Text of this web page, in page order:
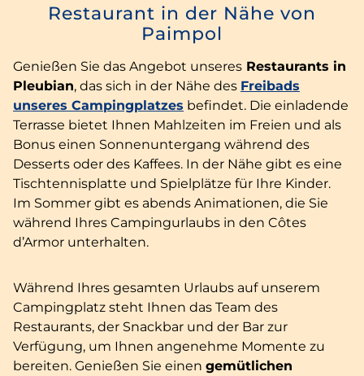
Restaurant in der Nähe von
Paimpol
Genießen Sie das Angebot unseres Restaurants in
Pleubian, das sich in der Nähe des Freibads
unseres Campingplatzes befindet. Die einladende
Terrasse bietet Ihnen Mahlzeiten im Freien und als
Bonus einen Sonnenuntergang während des
Desserts oder des Kaffees. In der Nähe gibt es eine
Tischtennisplatte und Spielplätze für Ihre Kinder.
Im Sommer gibt es abends Animationen, die Sie
während Ihres Campingurlaubs in den Côtes
d’Armor unterhalten.
Während Ihres gesamten Urlaubs auf unserem
Campingplatz steht Ihnen das Team des
Restaurants, der Snackbar und der Bar zur
Verfügung, um Ihnen angenehme Momente zu
bereiten. Genießen Sie einen gemütlichen